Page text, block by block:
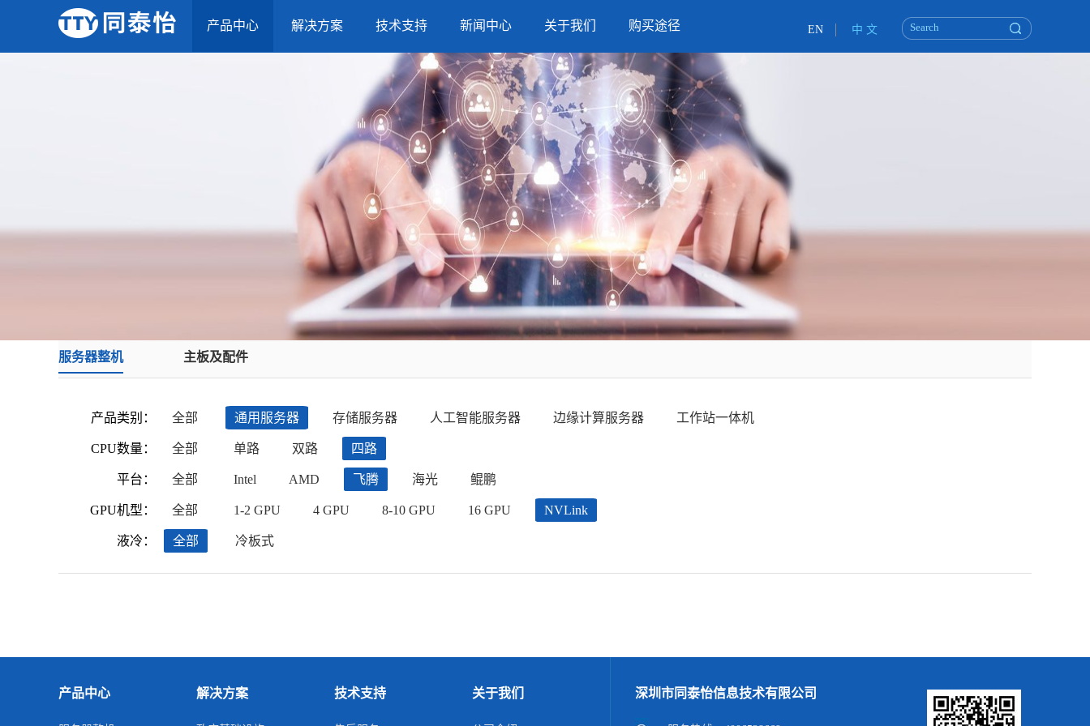
EN 中 文
产品中心 解决方案 技术支持 新闻中心 关于我们 购买途径
服务器整机 主板及配件
产品类别：
CPU数量：
平台：
GPU机型：
液冷：
全部 通用服务器 存储服务器 人工智能服务器 边缘计算服务器 工作站一体机
全部 单路 双路 四路
全部 Intel AMD 飞腾 海光 鲲鹏
全部 1-2 GPU 4 GPU 8-10 GPU 16 GPU NVLink
全部 冷板式
产品中心 解决方案 技术支持 关于我们 深圳市同泰怡信息技术有限公司